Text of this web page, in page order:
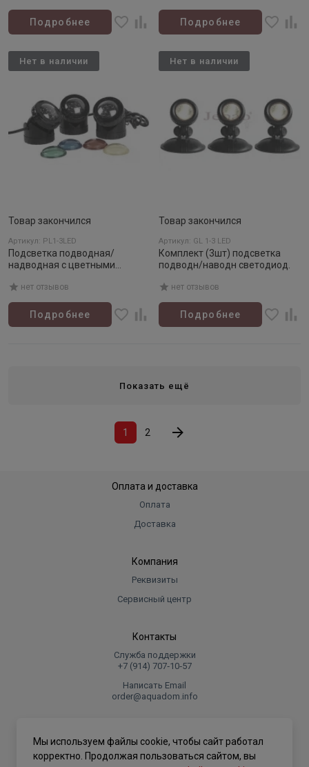
Подробнее Подробнее
Товар закончился
Артикул: PL1-3LED
Подсветка подводная/
надводная с цветными
нет отзывов
Подробнее
Нет в наличии
Товар закончился
Артикул: GL 1-3 LED
Комплект (3шт) подсветка
подводн/наводн светодиод.
нет отзывов
Подробнее
Нет в наличии
Показать ещё
1 2
Оплата и доставка
Оплата
Доставка
Компания
Реквизиты
Сервисный центр
Контакты
Служба поддержки
+7 (914) 707‑10‑57
Написать Email
order@aquadom.info
.
Мы используем файлы cookie, чтобы сайт работал
корректно. Продолжая пользоваться сайтом, вы